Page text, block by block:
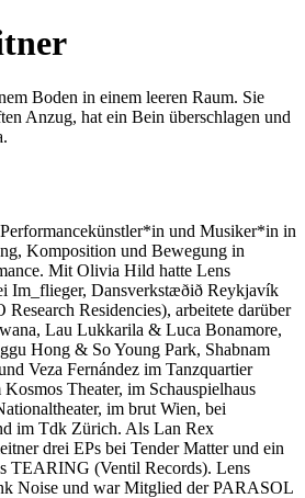
und Musiker*in in
Komposition und Bewegung in
Mit Olivia Hild hatte Lens
Im_flieger, Dansverkstæðið Reykjavík
Residencies), arbeitete darüber
Lau Lukkarila & Luca Bonamore,
Hong & So Young Park, Shabnam
Veza Fernández im Tanzquartier
Theater, im Schauspielhaus
im brut Wien, bei
im Tdk Zürich. Als Lan Rex
drei EPs bei Tender Matter und ein
TEARING (Ventil Records). Lens
Noise und war Mitglied der PARASOL